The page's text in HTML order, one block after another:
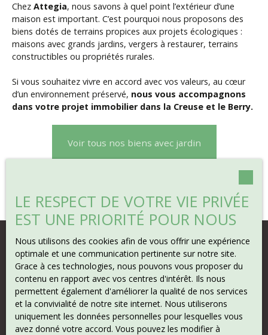
Chez Attegia, nous savons à quel point l’extérieur d’une
maison est important. C’est pourquoi nous proposons des
biens dotés de terrains propices aux projets écologiques :
maisons avec grands jardins, vergers à restaurer, terrains
constructibles ou propriétés rurales.
Si vous souhaitez vivre en accord avec vos valeurs, au cœur
d’un environnement préservé, nous vous accompagnons
dans votre projet immobilier dans la Creuse et le Berry.
Voir tous nos biens avec jardin
LE RESPECT DE VOTRE VIE PRIVÉE
EST UNE PRIORITÉ POUR NOUS
Nous utilisons des cookies afin de vous offrir une expérience
optimale et une communication pertinente sur notre site.
Grace à ces technologies, nous pouvons vous proposer du
contenu en rapport avec vos centres d'intérêt. Ils nous
permettent également d'améliorer la qualité de nos services
et la convivialité de notre site internet. Nous utiliserons
uniquement les données personnelles pour lesquelles vous
avez donné votre accord. Vous pouvez les modifier à